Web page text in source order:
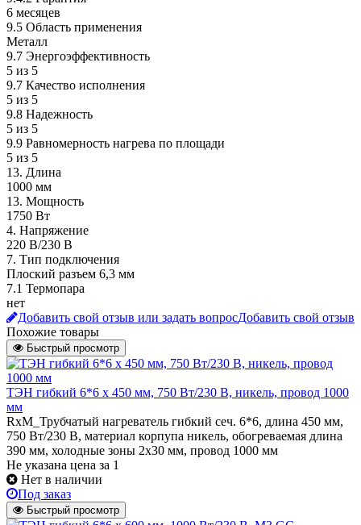
6 месяцев
9.5 Область применения
Металл
9.7 Энергоэффективность
5 из 5
9.7 Качество исполнения
5 из 5
9.8 Надежность
5 из 5
9.9 Равномерность нагрева по площади
5 из 5
13. Длина
1000 мм
13. Мощность
1750 Вт
4. Напряжение
220 В/230 B
7. Тип подключения
Плоский разъем 6,3 мм
7.1 Термопара
нет
Добавить свой отзыв или задать вопросДобавить свой отзыв
Похожие товары
Быстрый просмотр
ТЭН гибкий 6*6 х 450 мм, 750 Вт/230 В, никель, провод 1000
мм
RxM_Трубчатый нагреватель гибкий сеч. 6*6, длина 450 мм,
750 Вт/230 В, материал корпупа никель, обогреваемая длина
390 мм, холодные зоны 2х30 мм, провод 1000 мм
Не указана цена за 1
Нет в наличии
Под заказ
Быстрый просмотр